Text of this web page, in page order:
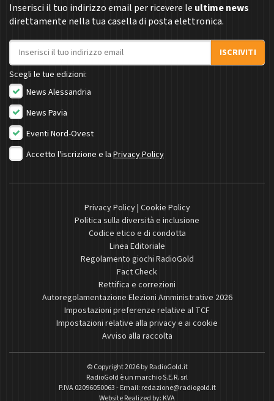
Inserisci il tuo indirizzo email per ricevere le ultime news
direttamente nella tua casella di posta elettronica.
Indirizzo email
ISCRIVITI
Scegli le tue edizioni:
News Alessandria
News Pavia
Eventi Nord-Ovest
Accetto l'iscrizione e la Privacy Policy
Privacy Policy| Cookie Policy
Politica sulla diversità e inclusione
Codice etico e di condotta
Linea Editoriale
Regolamento giochi RadioGold
Fact Check
Rettifica e correzioni
Autoregolamentazione Elezioni Amministrative 2026
Impostazioni preferenze relative al TCF
Impostazioni relative alla privacy e ai cookie
Avviso alla raccolta
© Copyright 2026 byRadioGold.it
RadioGold è un marchio S.E.R. srl
P.IVA 02096050063 - Email: redazione@radiogold.it
Website Realized by: KVA